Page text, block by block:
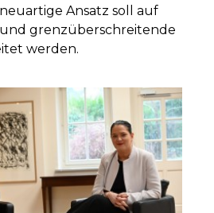
Ansatz soll auf
grenzüberschreitende
werden.